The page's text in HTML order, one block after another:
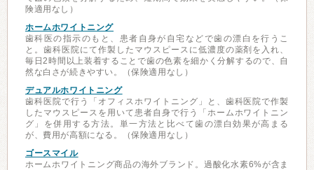
険適用なし）
ホームホワイトニング
歯科医の指示のもと、患者自身が自宅などで歯の漂白を行うこ
と。歯科医院にて作製したマウスピースに低濃度の薬剤を入れ、
毎日2時間以上装着することで歯の色素を細かく分解するので、自
然な白さが続きやすい。（保険適用なし）
デュアルホワイトニング
歯科医院で行う「オフィスホワイトニング」と、歯科医院で作製
したマウスピースを用いて患者自身で行う「ホームホワイトニン
グ」を併用する方法。単一方法と比べて歯の漂白効果が高まる
が、費用が高額になる。（保険適用なし）
ゴースマイル
ホームホワイトニング商品の海外ブランド。過酸化水素6%が含ま